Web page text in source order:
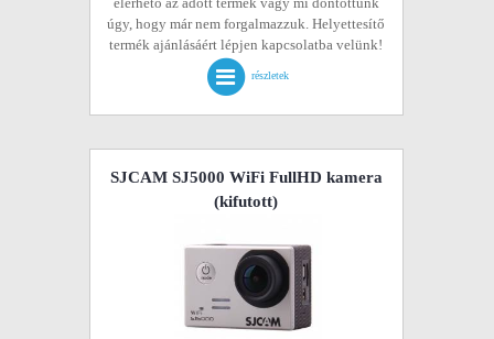
úgy, hogy már nem forgalmazzuk. Helyettesítő
termék ajánlásáért lépjen kapcsolatba velünk!
részletek
SJCAM SJ5000 WiFi FullHD kamera
(kifutott)